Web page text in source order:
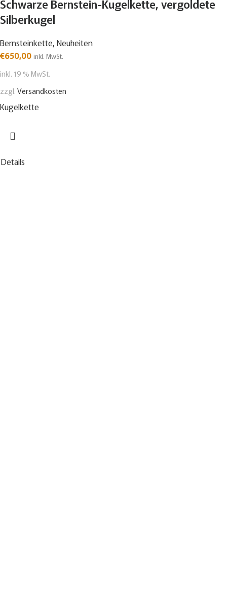
Schwarze Bernstein-Kugelkette, vergoldete
Silberkugel
Bernsteinkette, Neuheiten
€650,00 inkl. MwSt.
inkl. 19 % MwSt.
zzgl.Versandkosten
Kugelkette
Details